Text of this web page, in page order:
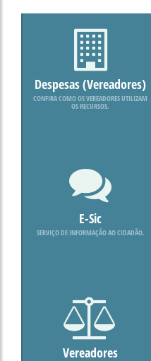
Despesas (Vereadores)
CONFIRA COMO OS VEREADORES UTILIZAM
OS RECURSOS.
E-Sic
SERVIÇO DE INFORMAÇÃO AO CIDADÃO.
Vereadores